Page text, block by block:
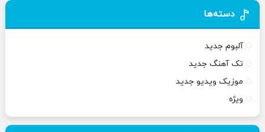
دسته‌ها
آلبوم جدید
تک آهنگ جدید
موزیک ویدیو جدید
ویژه